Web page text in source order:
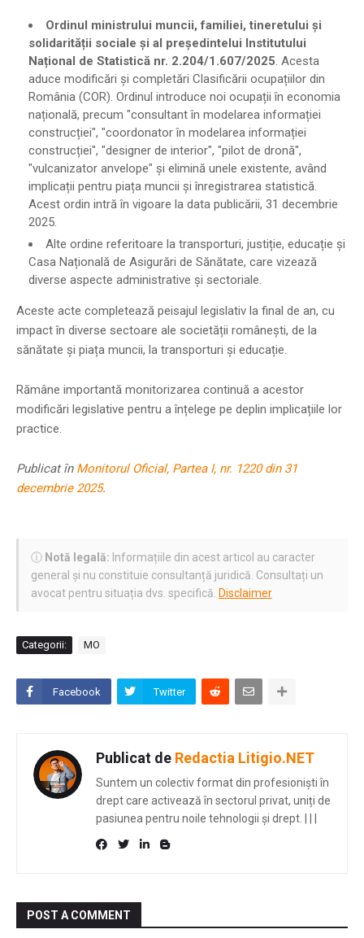
Ordinul ministrului muncii, familiei, tineretului și
solidarității sociale și al președintelui Institutului
Național de Statistică nr. 2.204/1.607/2025 . Acesta
aduce modificări și completări Clasificării ocupațiilor din
România (COR). Ordinul introduce noi ocupații în economia
națională, precum "consultant în modelarea informației
construcției", "coordonator în modelarea informației
construcției", "designer de interior", "pilot de dronă",
"vulcanizator anvelope" și elimină unele existente, având
implicații pentru piața muncii și înregistrarea statistică.
Acest ordin intră în vigoare la data publicării, 31 decembrie
2025.
Alte ordine referitoare la transporturi, justiție, educație și
Casa Națională de Asigurări de Sănătate, care vizează
diverse aspecte administrative și sectoriale.
Aceste acte completează peisajul legislativ la final de an, cu
impact în diverse sectoare ale societății românești, de la
sănătate și piața muncii, la transporturi și educație.
Rămâne importantă monitorizarea continuă a acestor
modificări legislative pentru a înțelege pe deplin implicațiile lor
practice.
Publicat în Monitorul Oficial, Partea I, nr. 1220 din 31
decembrie 2025.
ⓘ Notă legală: Informațiile din acest articol au caracter
general și nu constituie consultanță juridică. Consultați un
avocat pentru situația dvs. specifică. Disclaimer
Categorii: MO
Facebook Twitter
Publicat de Redactia Litigio.NET
Suntem un colectiv format din profesioniști în
drept care activează în sectorul privat, uniți de
pasiunea pentru noile tehnologii și drept. | | |
POST A COMMENT